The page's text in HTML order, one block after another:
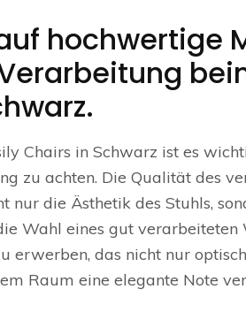
hochwertige
Chairs in Schwarz ist es
zu achten. Die Qualität des
nur die Ästhetik des Stuhls,
Wahl eines gut verarbeiteten
erwerben, das nicht nur
Raum eine elegante Note